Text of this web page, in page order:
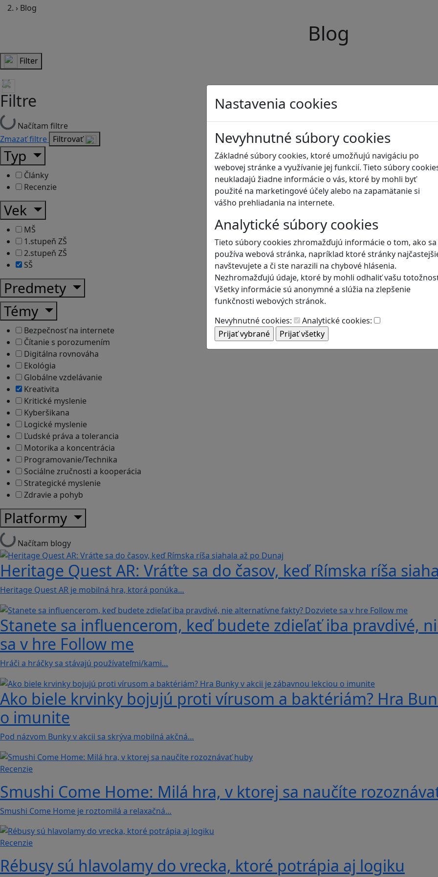
Nastavenia cookies
Nevyhnutné súbory cookies
Základné súbory cookies, ktoré umožňujú navigáciu po
webovej stránke a využívanie jej funkcií. Tieto súbory
neukladajú žiadne informácie o vás, ktoré by mohli byť
použité na marketingové účely alebo na zapamätanie si
vášho prehliadania na internete.
Analytické súbory cookies
Tieto súbory cookies zhromažďujú informácie o tom, ako sa
používa webová stránka, napríklad ktoré stránky
navštevujete a či ste narazili na chybové hlásenia.
Nezhromažďujú údaje, ktoré by mohli odhaliť vašu
Všetky informácie sú anonymné a slúžia na zlepšenie
funkčnosti webových stránok.
Nevyhnutné cookies:
Analytické cookies:
› Blog
Blog
Filter
Filtre
Načítam filtre
Zmazať filtre Filtrovať
Typ
Články
Recenzie
Vek
MŠ
1.stupeň ZŠ
2.stupeň ZŠ
SŠ
Predmety
Témy
Bezpečnosť na internete
Čítanie s porozumením
Digitálna rovnováha
Ekológia
Globálne vzdelávanie
Kreativita
Kritické myslenie
Kyberšikana
Logické myslenie
Ľudské práva a tolerancia
Motorika a koncentrácia
Programovanie/Technika
Sociálne zručnosti a kooperácia
Strategické myslenie
Zdravie a pohyb
Platformy
Načítam blogy
Heritage Quest AR: Vráťte sa do časov, keď Rímska ríša
Heritage Quest AR je mobilná hra, ktorá ponúka…
Stanete sa influencerom, keď budete zdieľať iba pravdivé,
sa v hre Follow me
Hráči a hráčky sa stávajú používateľmi/kami…
Ako biele krvinky bojujú proti vírusom a baktériám? Hra
o imunite
Pod názvom Bunky v akcii sa skrýva mobilná akčná…
Recenzie
Smushi Come Home: Milá hra, v ktorej sa naučíte
Smushi Come Home je roztomilá a relaxačná…
Recenzie
Rébusy sú hlavolamy do vrecka, ktoré potrápia aj logiku